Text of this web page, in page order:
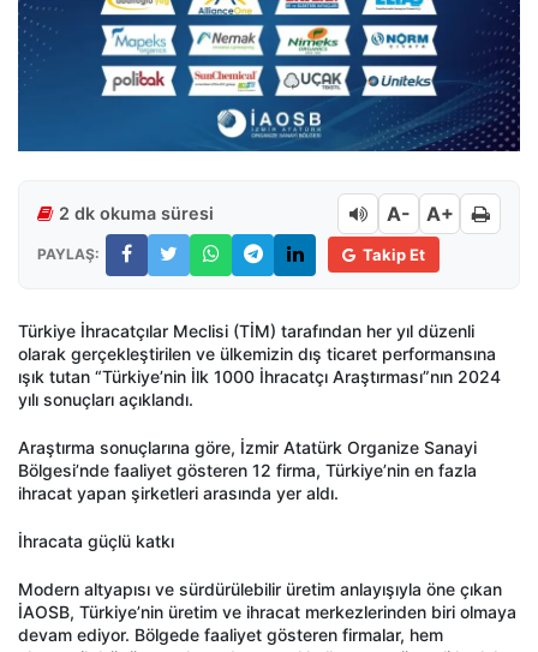
2 dk okuma süresi A- A+
PAYLAŞ: Takip Et
Türkiye İhracatçılar Meclisi (TİM) tarafından her yıl düzenli
olarak gerçekleştirilen ve ülkemizin dış ticaret performansına
ışık tutan “Türkiye’nin İlk 1000 İhracatçı Araştırması”nın 2024
yılı sonuçları açıklandı.
Araştırma sonuçlarına göre, İzmir Atatürk Organize Sanayi
Bölgesi’nde faaliyet gösteren 12 firma, Türkiye’nin en fazla
ihracat yapan şirketleri arasında yer aldı.
İhracata güçlü katkı
Modern altyapısı ve sürdürülebilir üretim anlayışıyla öne çıkan
İAOSB, Türkiye’nin üretim ve ihracat merkezlerinden biri olmaya
devam ediyor. Bölgede faaliyet gösteren firmalar, hem